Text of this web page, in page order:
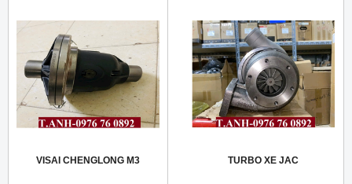
VISAI CHENGLONG M3 TURBO XE JAC